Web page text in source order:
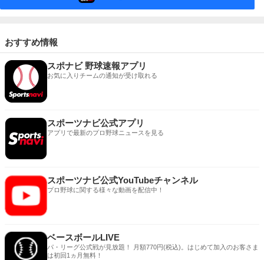
おすすめ情報
スポナビ 野球速報アプリ
お気に入りチームの通知が受け取れる
スポーツナビ公式アプリ
アプリで最新のプロ野球ニュースを見る
スポーツナビ公式YouTubeチャンネル
プロ野球に関する様々な動画を配信中！
ベースボールLIVE
パ・リーグ公式戦が見放題！ 月額770円(税込)。はじめて加入のお客さま
は初回1ヵ月無料！